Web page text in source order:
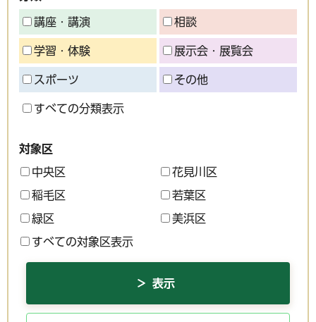
講座・講演 相談
学習・体験 展示会・展覧会
スポーツ その他
すべての分類表示
対象区
中央区 花見川区
稲毛区 若葉区
緑区 美浜区
すべての対象区表示